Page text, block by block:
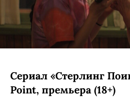
Сериал «Стерлинг
Point, премьера (18+)